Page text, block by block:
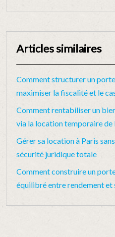
Articles similaires
Comment structurer un
maximiser la fiscalité et le
Comment rentabiliser un
via la location temporaire de
Gérer sa location à Paris
sécurité juridique totale
Comment construire un
équilibré entre rendement et